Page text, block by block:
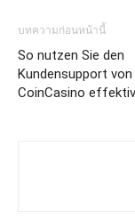
บทความก่อนหน้านี้
So nutzen Sie den
Kundensupport von
CoinCasino effektiv